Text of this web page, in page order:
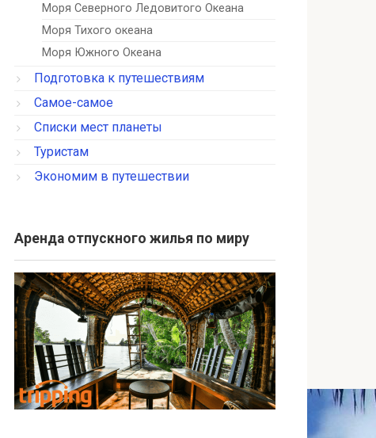
Моря Северного Ледовитого Океана
Моря Тихого океана
Моря Южного Океана
Подготовка к путешествиям
Самое-самое
Списки мест планеты
Туристам
Экономим в путешествии
Аренда отпускного жилья по миру